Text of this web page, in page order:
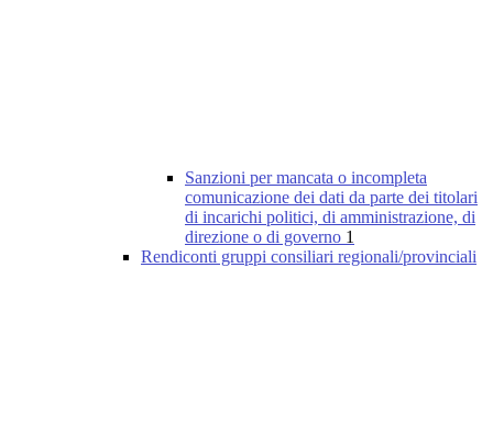
Sanzioni per mancata o incompleta
comunicazione dei dati da parte dei titolari
di incarichi politici, di amministrazione, di
direzione o di governo 1
Rendiconti gruppi consiliari regionali/provinciali